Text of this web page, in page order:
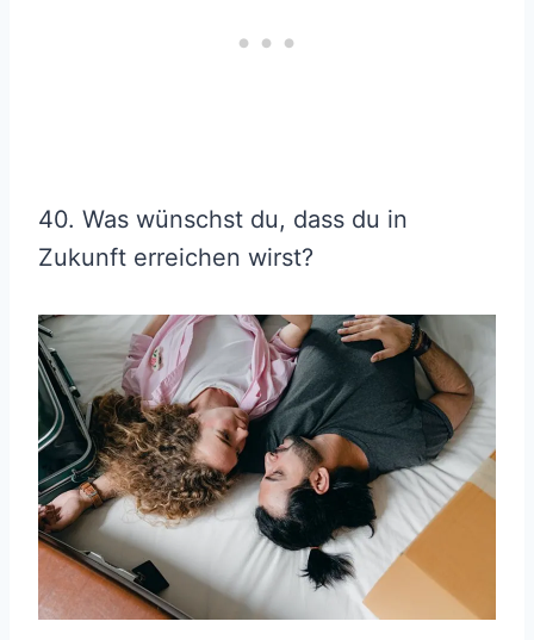
40. Was wünschst du, dass du in
Zukunft erreichen wirst?